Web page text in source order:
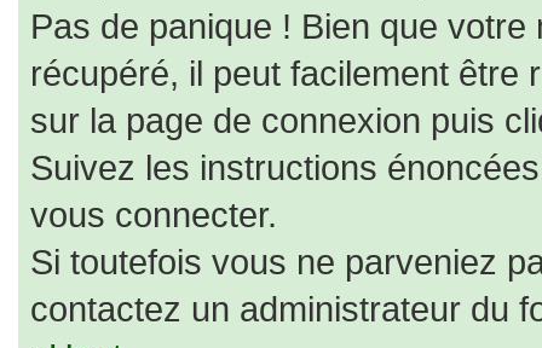
Pas de panique ! Bien que
récupéré, il peut facilement être
sur la page de connexion puis
Suivez les instructions
vous connecter.
Si toutefois vous ne parveniez
contactez un administrateur du